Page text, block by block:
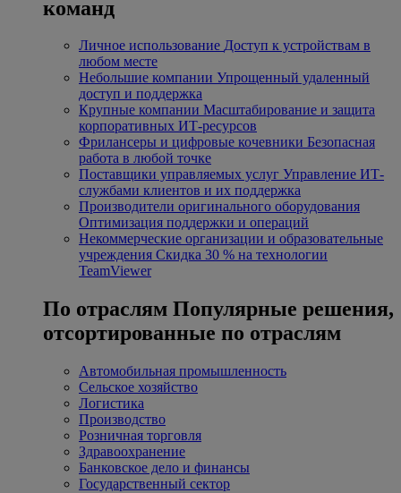
команд
Личное использование Доступ к устройствам в
любом месте
Небольшие компании Упрощенный удаленный
доступ и поддержка
Крупные компании Масштабирование и защита
корпоративных ИТ-ресурсов
Фрилансеры и цифровые кочевники Безопасная
работа в любой точке
Поставщики управляемых услуг Управление ИТ-
службами клиентов и их поддержка
Производители оригинального оборудования
Оптимизация поддержки и операций
Некоммерческие организации и образовательные
учреждения Скидка 30 % на технологии
TeamViewer
По отраслям Популярные решения,
отсортированные по отраслям
Автомобильная промышленность
Сельское хозяйство
Логистика
Производство
Розничная торговля
Здравоохранение
Банковское дело и финансы
Государственный сектор